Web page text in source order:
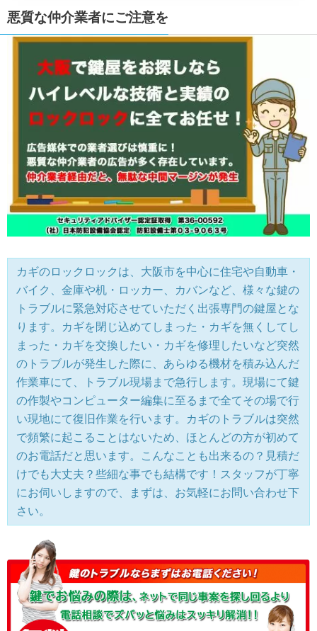
悪質な仲介業者にご注意を
カギのロックロックは、大阪市を中心に住宅や自動車・
バイク、金庫や机・ロッカー、カバンなど、様々な鍵の
トラブルに緊急対応させていただく出張専門の鍵屋とな
ります。カギを閉じ込めてしまった・カギを無くしてし
まった・カギを交換したい・カギを修理したいなど突然
のトラブルが発生した際に、あらゆる機材を積み込んだ
作業車にて、トラブル現場まで急行します。現場にて鍵
の作製やコンピューター編集に至るまで全てその場で行
い現地にて復旧作業を行います。カギのトラブルは突然
で頻繁に起こることはないため、ほとんどの方が初めて
のお電話だと思います。こんなことも出来るの？見積だ
けでも大丈夫？些細な事でも結構です！スタッフが丁寧
にお伺いしますので、まずは、お気軽にお問い合わせ下
さい。